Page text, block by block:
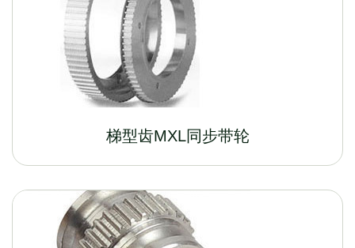
梯型齿MXL同步带轮